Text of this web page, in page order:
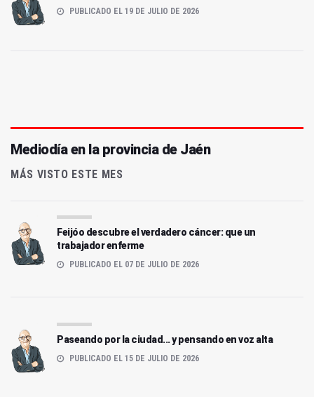
PUBLICADO EL 19 DE JULIO DE 2026
Mediodía en la provincia de Jaén
MÁS VISTO ESTE MES
Feijóo descubre el verdadero cáncer: que un
trabajador enferme
PUBLICADO EL 07 DE JULIO DE 2026
Paseando por la ciudad... y pensando en voz alta
PUBLICADO EL 15 DE JULIO DE 2026